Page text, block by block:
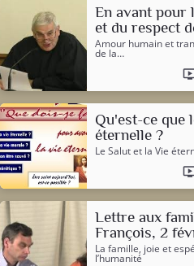
En avant pour
et du respect
Amour humain et
de la…
Qu'est-ce que
éternelle ?
Le Salut et la Vie
Lettre aux
François, 2
La famille, joie et
l’humanité